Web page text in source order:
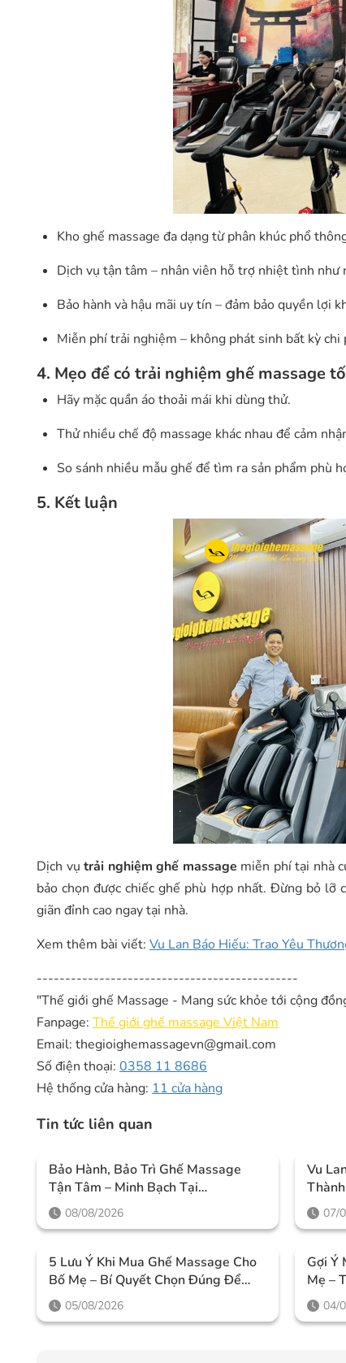
Kho ghế massage đa dạng từ phân khúc phổ
Dịch vụ tận tâm – nhân viên hỗ trợ nhiệt tình như
Bảo hành và hậu mãi uy tín – đảm bảo quyền lợi
Miễn phí trải nghiệm – không phát sinh bất kỳ
4. Mẹo để có trải nghiệm ghế massage
Hãy mặc quần áo thoải mái khi dùng thử.
Thử nhiều chế độ massage khác nhau để cảm
So sánh nhiều mẫu ghế để tìm ra sản phẩm phù
5. Kết luận
Dịch vụtrải nghiệm ghế massage miễn phí tại nhà
bảo chọn được chiếc ghế phù hợp nhất. Đừng bỏ
giãn đỉnh cao ngay tại nhà.
Xem thêm bài viết: Vu Lan Báo Hiếu: Trao Yêu
----------------------------------------------
"Thế giới ghế Massage - Mang sức khỏe tới cộng
Fanpage: Thế giới ghế massage Việt Nam
Email: thegioighemassagevn@gmail.com
Số điện thoại: 0358 11 8686
Hệ thống cửa hàng: 11 cửa hàng
Tin tức liên quan
Bảo Hành, Bảo Trì Ghế Massage
Tận Tâm – Minh Bạch Tại
Thegioighemassage
08/08/2026
Vu
Đáng
07/
5 Lưu Ý Khi Mua Ghế Massage Cho
Bố Mẹ – Bí Quyết Chọn Đúng Để
Chăm Sóc Sức Khỏe Lâu Dài
05/08/2026
Gợi Ý
Mẹ –
Quan
04/